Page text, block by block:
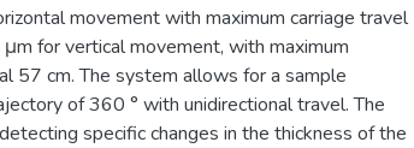
movement with maximum carriage travel
for vertical movement, with maximum
57 cm. The system allows for a sample
of 360 ° with unidirectional travel. The
specific changes in the thickness of the